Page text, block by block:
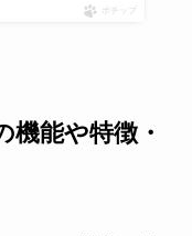
ポチップ
能や特徴・